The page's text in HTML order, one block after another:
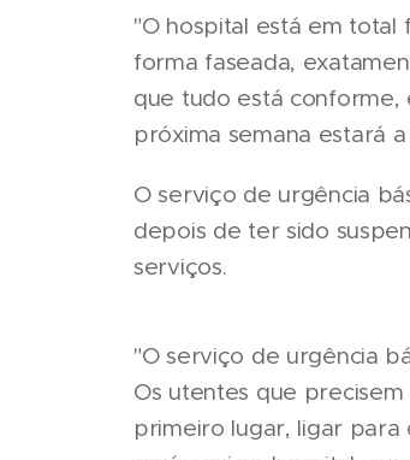
"O hospital está em total
forma faseada,
que tudo está
próxima semana estará
O serviço de urgência
depois de ter sido
serviços.
"O serviço de urgência
Os utentes que
primeiro lugar, ligar para